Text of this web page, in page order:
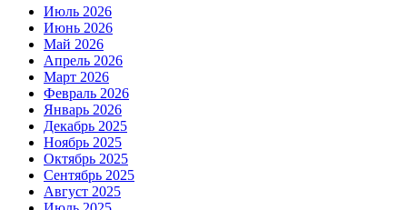
Июль 2026
Июнь 2026
Май 2026
Апрель 2026
Март 2026
Февраль 2026
Январь 2026
Декабрь 2025
Ноябрь 2025
Октябрь 2025
Сентябрь 2025
Август 2025